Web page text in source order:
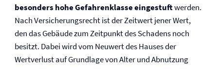
besonders hohe Gefahrenklasse eingestuftwerden.
Nach Versicherungs­recht ist der Zeitwert jener Wert,
den das Gebäude zum Zeitpunkt des Schadens noch
besitzt. Dabei wird vom Neuwert des Hauses der
Wertverlust auf Grundlage von Alter und Abnutzung